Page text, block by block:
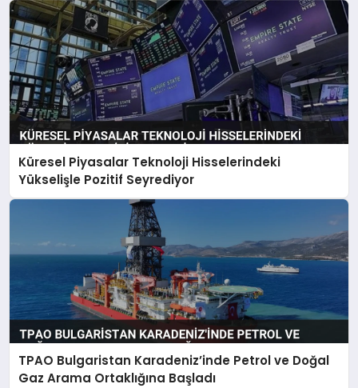
Küresel Piyasalar Teknoloji Hisselerindeki
Yükselişle Pozitif Seyrediyor
TPAO Bulgaristan Karadeniz’inde Petrol ve Doğal
Gaz Arama Ortaklığına Başladı